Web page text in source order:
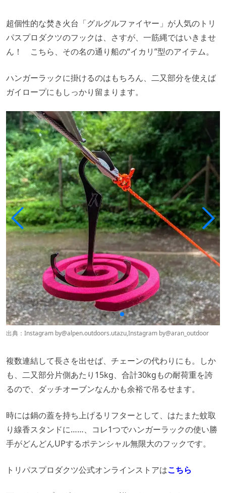
超個性的な焚き火台「グルグルファイヤー」が人気のトリ
パスプロダクツのフックは、さすが、一筋縄ではいきませ
ん！ こちら、その名の通り船の“イカリ”型のアイテム。
ハンガーラックに掛けるのはもちろん、二又部分を使えば
ガイロープにもしっかり留まります。
出典：Instagram by@alpen.outdoors.utazu,Instagram by@aran_outdoor
複数連結して長さを出せば、チェーンの代わりにも。しか
も、二又部分片側あたり15kg、合計30kgもの耐荷重を誇
るので、ダッチオーブンなんかも余裕で吊るせます。
時には鍋の蓋を持ち上げるリフターとして、はたまた蚊取
り線香スタンドに……、コレ1つでハンガーラックの使い勝
手がどんどんUPするポテンシャル無限大のフックです。
トリパスプロダクツ公式オンラインストアはこちら